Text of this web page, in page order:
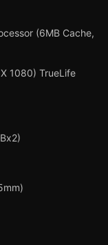
(6MB Cache,
1080) TrueLife